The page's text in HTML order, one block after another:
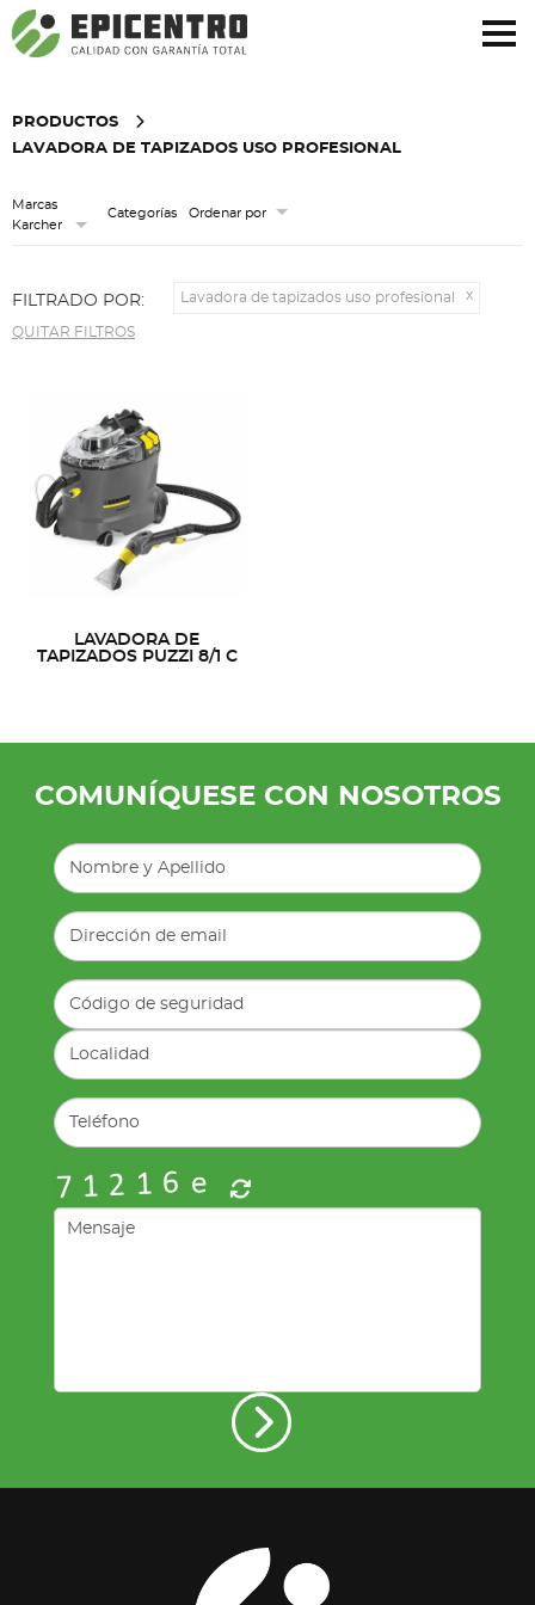
¿Olvidó su contraseña?Regístrese aquí
PRODUCTOS
LAVADORA DE TAPIZADOS USO PROFESIONAL
Marcas
Karcher
Categorías Ordenar por
FILTRADO POR: Lavadora de tapizados uso profesional
QUITAR FILTROS
LAVADORA DE
TAPIZADOS PUZZI 8/1 C
COMUNÍQUESE CON NOSOTROS